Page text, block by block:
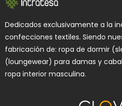
Dedicados exclusivamente a la
confecciones textiles. Siendo
fabricación de: ropa de dormir
(loungewear) para damas y
ropa interior masculina.